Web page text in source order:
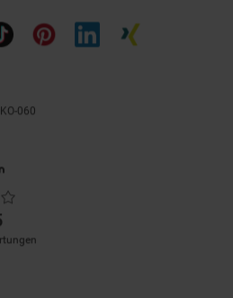
060